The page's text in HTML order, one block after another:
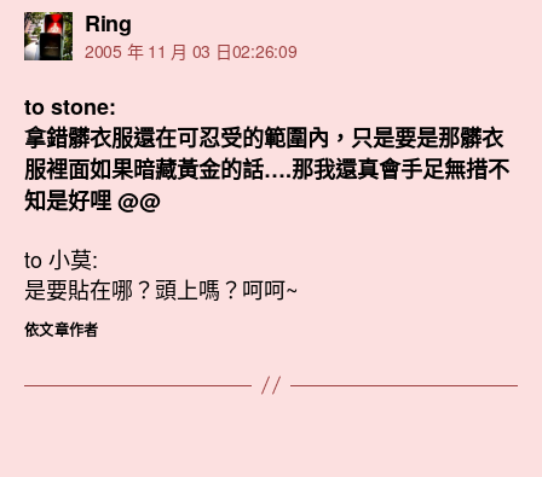
Ring表
示:
2005 年 11 月 03 日02:26:09
to stone:
拿錯髒衣服還在可忍受的範圍內，只是要是那髒衣
服裡面如果暗藏黃金的話….那我還真會手足無措不
知是好哩 @@
to 小莫:
是要貼在哪？頭上嗎？呵呵~
依文章作者